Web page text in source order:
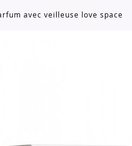
avec veilleuse love space